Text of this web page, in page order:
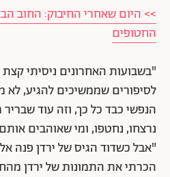
>> היום שאחרי החיבוק: החוב
החטופים
"בשבועות האחרונים ניסיתי
לסיפורים שממשיכים להגיע,
הנפשי כבד כל כך, וזה עוד
נרצחו, נחטפו, ומי שאוהבים
"אבל כשדוד הגיס של ירדן פנה
הכרתי את התמונות של ירדן